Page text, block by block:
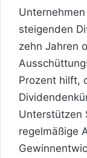
steigenden
zehn Jahren
Prozent hilft,
Unterstützen
regelmäßige